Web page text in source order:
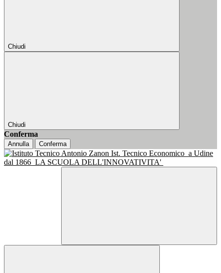
Chiudi
Chiudi
Conferma
Annulla Conferma
Ist. Tecnico Economico a Udine
dal 1866 LA SCUOLA DELL'INNOVATIVITA'